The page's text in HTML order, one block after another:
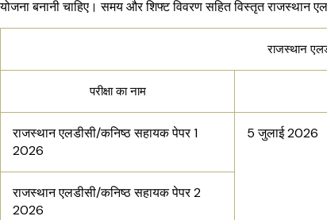
योजना बनानी चाहिए। समय और शिफ्ट विवरण सहित विस्तृत राजस्थान
राजस्थान
परीक्षा का नाम
राजस्थान एलडीसी/कनिष्ठ सहायक पेपर 1
2026
5 जुलाई 2026
राजस्थान एलडीसी/कनिष्ठ सहायक पेपर 2
2026